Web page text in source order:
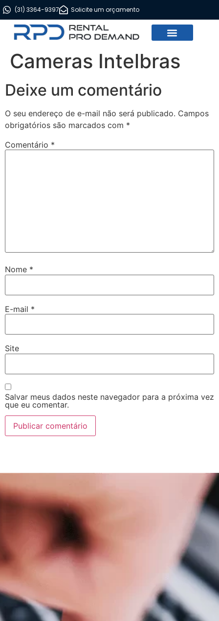
(31) 3364-9397 Solicite um orçamento
Cameras Intelbras
Deixe um comentário
O seu endereço de e-mail não será publicado. Campos
obrigatórios são marcados com *
Comentário *
Nome *
E-mail *
Site
Salvar meus dados neste navegador para a próxima vez
que eu comentar.